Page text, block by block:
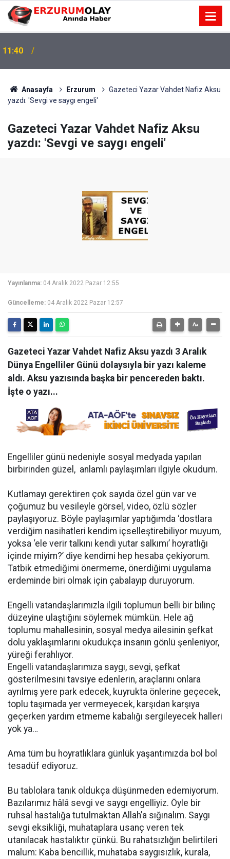
11:40
Anasayfa Erzurum
Gazeteci Yazar Vahdet Nafiz Aksu
yazdı: 'Sevgi ve saygı engeli'
Gazeteci Yazar Vahdet Nafiz Aksu
yazdı: 'Sevgi ve saygı engeli'
Yayınlanma: 04 Aralık 2022 Pazar 12:55
Güncelleme: 04 Aralık 2022 Pazar 12:57
Gazeteci Yazar Vahdet Nafiz Aksu yazdı 3 Aralık
Dünya Engelliler Günü dolaysıyla bir yazı kaleme
aldı. Aksu yazısında başka bir pencereden baktı.
İşte o yazı...
Engelliler günü nedeniyle sosyal medyada yapılan
birbirinden güzel, anlamlı paylaşımları ilgiyle okudum.
Kutlamayı gerektiren çok sayıda özel gün var ve
çoğumuz bu vesileyle görsel, video, özlü sözler
paylaşıyoruz. Böyle paylaşımlar yaptığımda ‘dostlara
verdiğim nasihatleri kendim içselleştirebiliyor muyum,
yoksa ‘ele verir talkını kendi yutar salkımı’ hoyratlığı
içinde miyim?’ diye kendimi hep hesaba çekiyorum.
Tatbik etmediğimi önermeme, önerdiğimi uygulama
erdeminde biri olmak için çabalayıp duruyorum.
Engelli vatandaşlarımızla ilgili toplumun belli bir bilinç
düzeyine ulaştığını söylemek mümkün. Hele ağ
toplumu mahallesinin, sosyal medya ailesinin şefkat
dolu yaklaşımlarını okudukça insanın gönlü şenleniyor,
yüreği ferahlıyor.
Engelli vatandaşlarımıza saygı, sevgi, şefkat
gösterilmesini tavsiye edenlerin, araçlarını onlara
ayrılmış yere park edecek, kuyrukta önlerine geçecek,
toplu taşımada yer vermeyecek, karşıdan karşıya
geçerken yardım etmeme kabalığı sergileyecek halleri
yok ya…
Ama tüm bu hoyratlıklara günlük yaşantımızda bol bol
tesadüf ediyoruz.
Bu tablolara tanık oldukça düşünmeden edemiyorum.
Bazılarımız hâlâ sevgi ve saygı engelliyiz. Öyle bir
ruhsal hastalığa tutulmaktan Allah’a sığınalım. Saygı
sevgi eksikliği, muhataplara usanç veren tek
utanılacak hastalıktır çünkü. Bu rahatsızlığın belirtileri
malum: Kaba bencillik, muhataba saygısızlık, kurala,